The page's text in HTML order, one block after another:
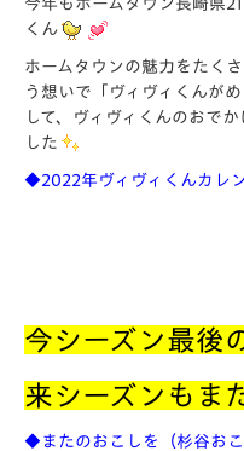
今年もホームタウン長崎県
くん
ホームタウンの魅力をたく
う想いで「ヴィヴィくんが
して、ヴィヴィくんのおで
した
◆2022年ヴィヴィくんカレ
今シーズン最後
来シーズンもま
◆またのおこしを（杉谷お